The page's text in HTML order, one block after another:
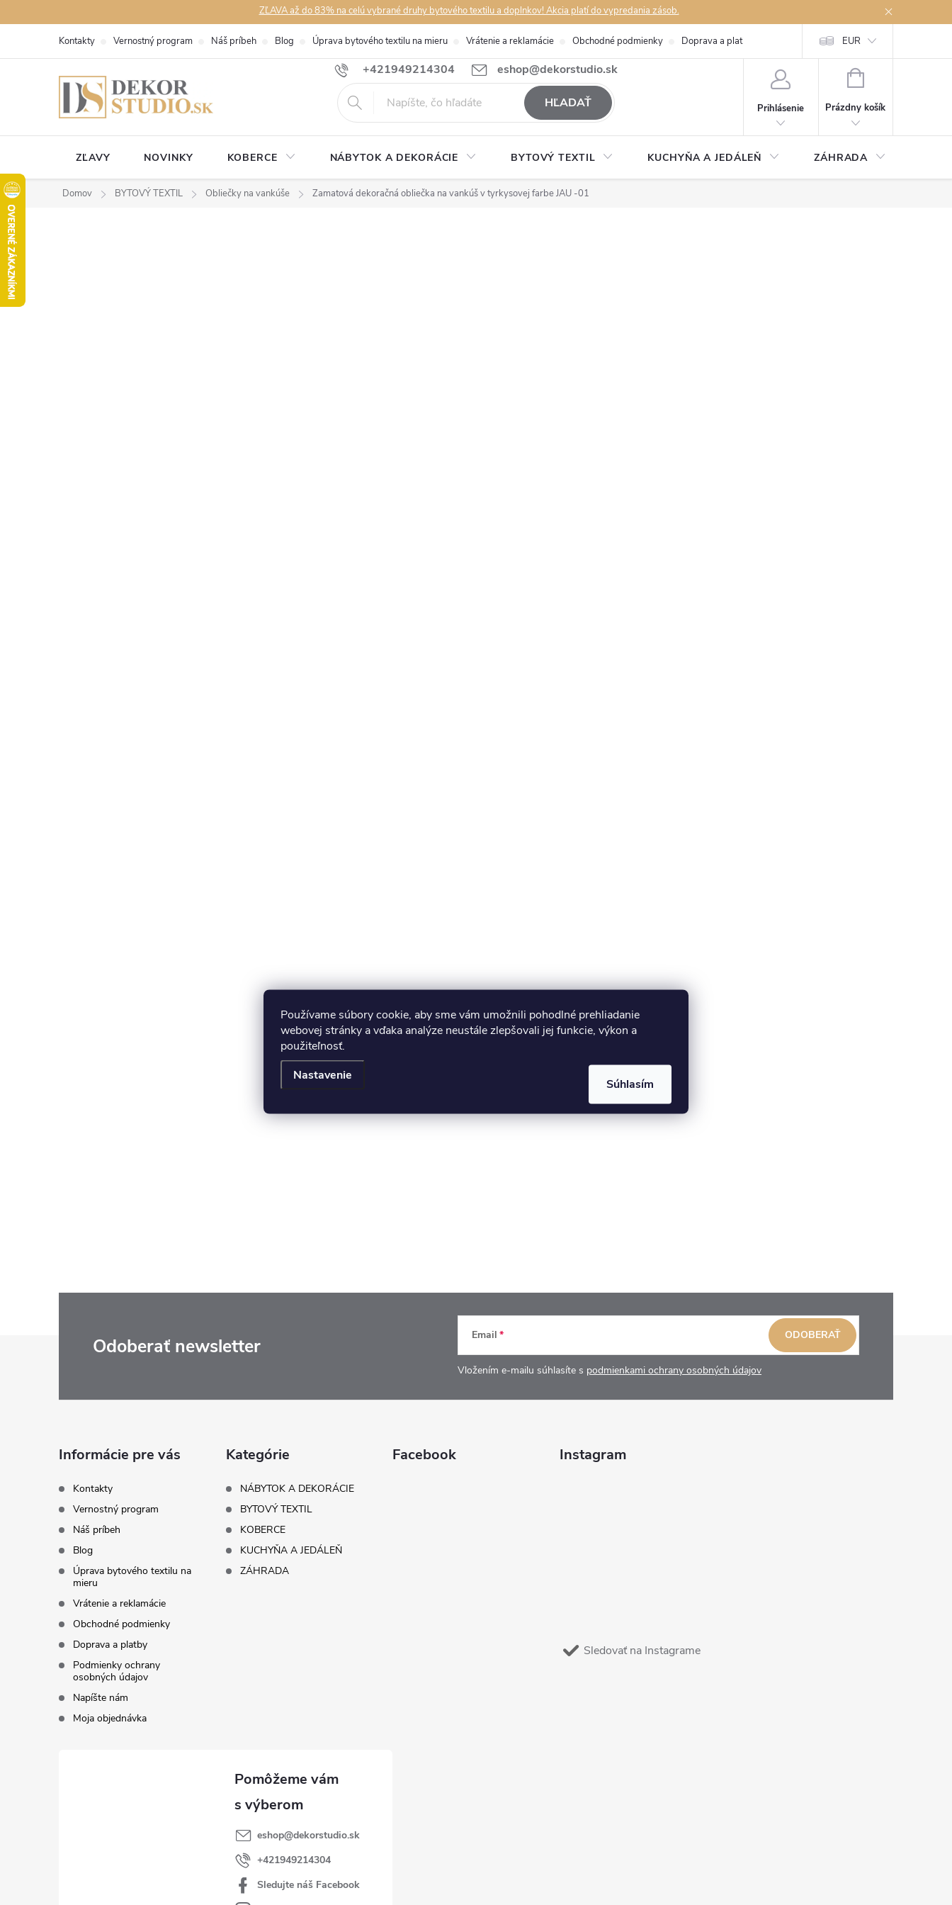
Používame súbory cookie, aby sme vám umožnili pohodlné prehliadanie
webovej stránky a vďaka analýze neustále zlepšovali jej funkcie, výkon a
použiteľnosť.
Nastavenie
Súhlasím
na
ZĽAVA až do 83% na celú vybrané druhy bytového textilu a doplnkov! Akcia platí do vypredania zásob.
+421949214304 eshop@dekorstudio.sk
Kontakty Vernostný program Náš príbeh Blog Úprava bytového textilu na mieru Vrátenie a reklamácie Obchodné podmienky Doprava a platby Podmienky ochrany osobných údajov
EUR
HĽADAŤ Prihlásenie
NÁKUPNÝ
Prázdny košík
ZĽAVY NOVINKY KOBERCE NÁBYTOK A DEKORÁCIE BYTOVÝ TEXTIL KUCHYŇA A JEDÁLEŇ ZÁHRADA
Domov BYTOVÝ TEXTIL Obliečky na vankúše Zamatová dekoračná obliečka na vankúš v tyrkysovej farbe JAU -01
Odoberať newsletter Email
Vložením e-mailu súhlasíte s podmienkami ochrany osobných údajov
ODOBERAŤ
Informácie pre vás
Kontakty
Vernostný program
Náš príbeh
Blog
Úprava bytového textilu na
mieru
Vrátenie a reklamácie
Obchodné podmienky
Doprava a platby
Podmienky ochrany
osobných údajov
Napíšte nám
Moja objednávka
Kategórie
NÁBYTOK A DEKORÁCIE
BYTOVÝ TEXTIL
KOBERCE
KUCHYŇA A JEDÁLEŇ
ZÁHRADA
Facebook Instagram
Sledovať na Instagrame
eshop@dekorstudio.sk
+421949214304
Sledujte náš Facebook